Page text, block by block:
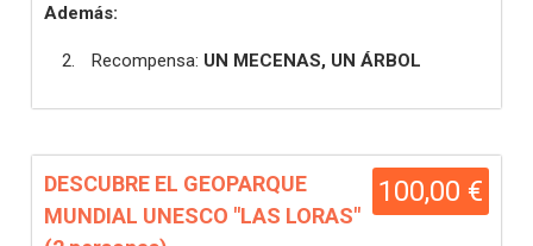
Además:
Recompensa: UN MECENAS, UN ÁRBOL
100,00 €
DESCUBRE EL GEOPARQUE
MUNDIAL UNESCO "LAS LORAS"